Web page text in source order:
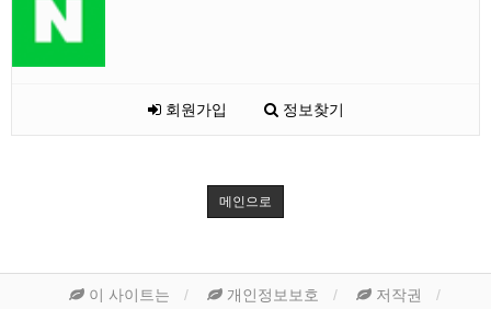
회원가입 정보찾기
메인으로
이 사이트는 개인정보보호
저작권